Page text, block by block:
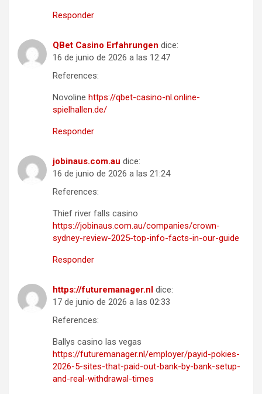
Responder
QBet Casino Erfahrungen dice:
16 de junio de 2026 a las 12:47
References:
Novoline https://qbet-casino-nl.online-
spielhallen.de/
Responder
jobinaus.com.au dice:
16 de junio de 2026 a las 21:24
References:
Thief river falls casino
https://jobinaus.com.au/companies/crown-
sydney-review-2025-top-info-facts-in-our-guide
Responder
https://futuremanager.nl dice:
17 de junio de 2026 a las 02:33
References:
Ballys casino las vegas
https://futuremanager.nl/employer/payid-pokies-
2026-5-sites-that-paid-out-bank-by-bank-setup-
and-real-withdrawal-times